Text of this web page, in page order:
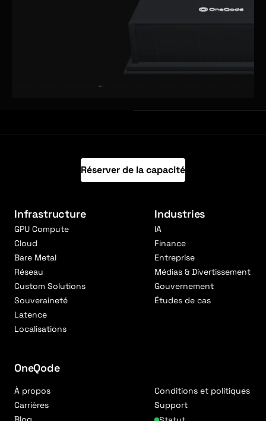
Réserver de la capacité
Infrastructure
GPU Compute
Cloud
Bare Metal
Réseau
Custom Solutions
Souveraineté
Latence
Localisations
Industries
IA
Finance
Entreprise
Médias & Divertissement
Gouvernement
Études de cas
OneQode
À propos
Carrières
Conditions et politiques
Support